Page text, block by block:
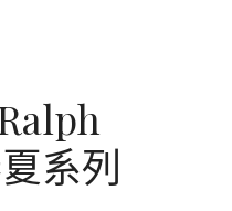
系列